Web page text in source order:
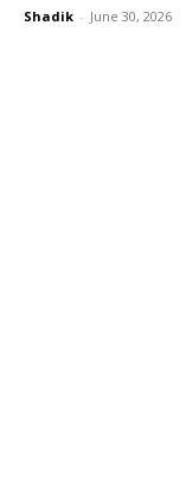
Shadik - June 30, 2026